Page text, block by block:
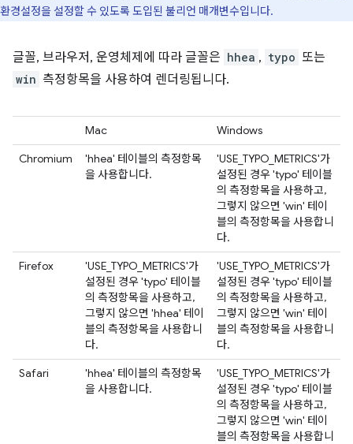
환경설정을 설정할 수 있도록 도입된 불리언 매개변수입니다.
글꼴, 브라우저, 운영체제에 따라 글꼴은 hhea , typo 또는
win 측정항목을 사용하여 렌더링됩니다.
Mac
Windows
Chromium
'hhea' 테이블의 측정항목
을 사용합니다.
'USE_TYPO_METRICS'가
설정된 경우 'typo' 테이블
의 측정항목을 사용하고,
그렇지 않으면 'win' 테이
블의 측정항목을 사용합니
다.
Firefox
'USE_TYPO_METRICS'가
설정된 경우 'typo' 테이블
의 측정항목을 사용하고,
그렇지 않으면 'hhea' 테이
블의 측정항목을 사용합니
다.
'USE_TYPO_METRICS'가
설정된 경우 'typo' 테이블
의 측정항목을 사용하고,
그렇지 않으면 'win' 테이
블의 측정항목을 사용합니
다.
Safari
'hhea' 테이블의 측정항목
을 사용합니다.
'USE_TYPO_METRICS'가
설정된 경우 'typo' 테이블
의 측정항목을 사용하고,
그렇지 않으면 'win' 테이
블의 측정항목을 사용합니